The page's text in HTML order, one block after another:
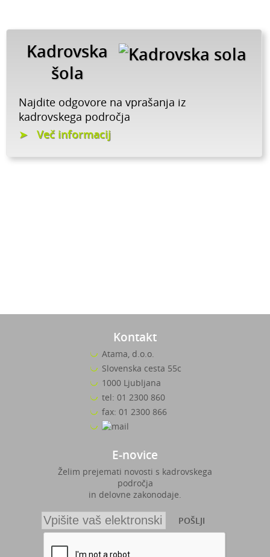
Kadrovska
šola
Najdite odgovore na vprašanja iz
kadrovskega področja
Več informacij
Kontakt
Atama, d.o.o.
Slovenska cesta 55c
1000 Ljubljana
tel: 01 2300 860
fax: 01 2300 866
E-novice
Želim prejemati novosti s kadrovskega
področja
in delovne zakonodaje.
POŠLJI